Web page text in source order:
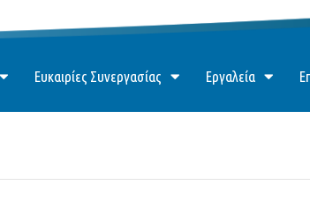
Ευκαιρίες Συνεργασίας Εργαλεία